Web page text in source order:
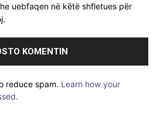
uebfaqen në këtë shfletues për
reduce spam. Learn how your